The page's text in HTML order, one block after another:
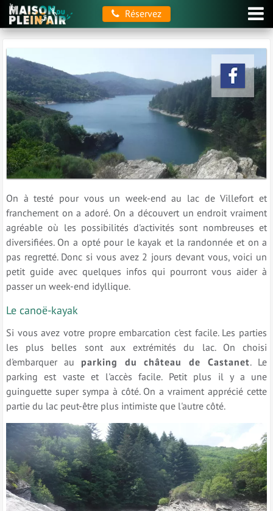
Réservez
Escapade au lac de Villefort
On à testé pour vous un week-end au lac de Villefort et
franchement on a adoré. On a découvert un endroit vraiment
agréable où les possibilités d'activités sont nombreuses et
diversifiées. On a opté pour le kayak et la randonnée et on a
pas regretté. Donc si vous avez 2 jours devant vous, voici un
petit guide avec quelques infos qui pourront vous aider à
passer un week-end idyllique.
Le canoë-kayak
Si vous avez votre propre embarcation c'est facile. Les parties
les plus belles sont aux extrémités du lac. On choisi
d'embarquer au parking du château de Castanet. Le
parking est vaste et l'accès facile. Petit plus il y a une
guinguette super sympa à côté. On a vraiment apprécié cette
partie du lac peut-être plus intimiste que l'autre côté.